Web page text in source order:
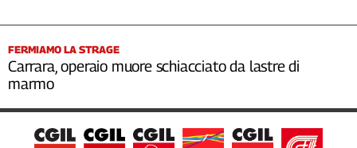
FERMIAMO LA STRAGE
Carrara, operaio muore schiacciato da lastre di
marmo